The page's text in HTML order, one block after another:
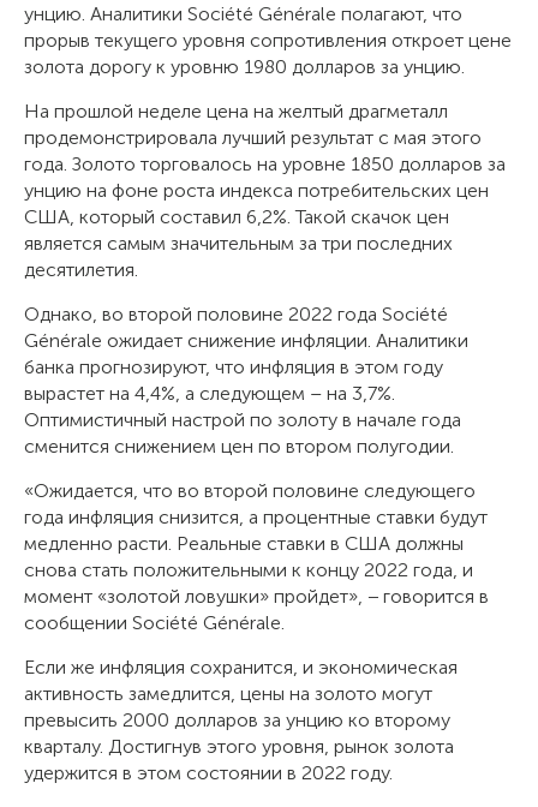
унцию. Аналитики Société Générale полагают, что
прорыв текущего уровня сопротивления откроет цене
золота дорогу к уровню 1980 долларов за унцию.
На прошлой неделе цена на желтый драгметалл
продемонстрировала лучший результат с мая этого
года. Золото торговалось на уровне 1850 долларов за
унцию на фоне роста индекса потребительских цен
США, который составил 6,2%. Такой скачок цен
является самым значительным за три последних
десятилетия.
Однако, во второй половине 2022 года Société
Générale ожидает снижение инфляции. Аналитики
банка прогнозируют, что инфляция в этом году
вырастет на 4,4%, а следующем – на 3,7%.
Оптимистичный настрой по золоту в начале года
сменится снижением цен по втором полугодии.
«Ожидается, что во второй половине следующего
года инфляция снизится, а процентные ставки будут
медленно расти. Реальные ставки в США должны
снова стать положительными к концу 2022 года, и
момент «золотой ловушки» пройдет», − говорится в
сообщении Société Générale.
Если же инфляция сохранится, и экономическая
активность замедлится, цены на золото могут
превысить 2000 долларов за унцию ко второму
кварталу. Достигнув этого уровня, рынок золота
удержится в этом состоянии в 2022 году.